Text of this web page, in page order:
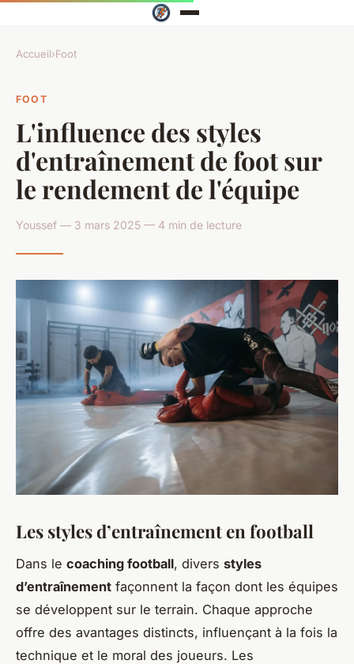
Accueil›Foot
FOOT
L'influence des styles
d'entraînement de foot sur
le rendement de l'équipe
Youssef — 3 mars 2025 — 4 min de lecture
Les styles d’entraînement en football
Dans le coaching football, divers styles
d’entraînement façonnent la façon dont les équipes
se développent sur le terrain. Chaque approche
offre des avantages distincts, influençant à la fois la
technique et le moral des joueurs. Les